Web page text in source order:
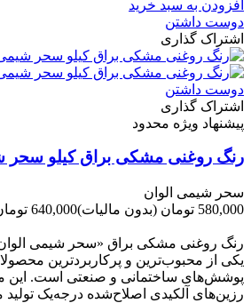
افزودن به سبد خرید
دوست داشتن
اشتراک گذاری
دوست داشتن
اشتراک گذاری
پیشنهاد ویژه محدود
رنگ روغنی مشکی براق کیلو سحر
سحر شیمی الوان
580,000 تومان
(بدون مالیات)640,000 تومان
رنگ روغنی مشکی براق «سحر شیمی
یکی از محبوب‌ترین و پرکاربردترین
پوشش‌های ساختمانی و صنعتی است. این
رزین‌های آلکیدی اصلاح‌شده درجه‌یک